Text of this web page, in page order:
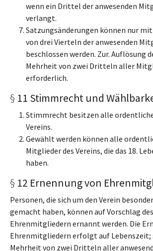
wenn ein Drittel der anwesenden
verlangt.
Satzungsänderungen können nur
von drei Vierteln der anwesenden
beschlossen werden. Zur. Auflösung
Mehrheit von zwei Dritteln aller
erforderlich.
§ 11 Stimmrecht und
Stimmrecht besitzen alle
Vereins.
Gewählt werden können alle
Mitglieder des Vereins, die das 18.
haben.
§ 12 Ernennung von
Personen, die sich um den Verein
gemacht haben, können auf Vorschlag
Ehrenmitgliedern ernannt werden. Die
Ehrenmitgliedern erfolgt auf Lebenszeit;
Mehrheit von zwei Dritteln aller